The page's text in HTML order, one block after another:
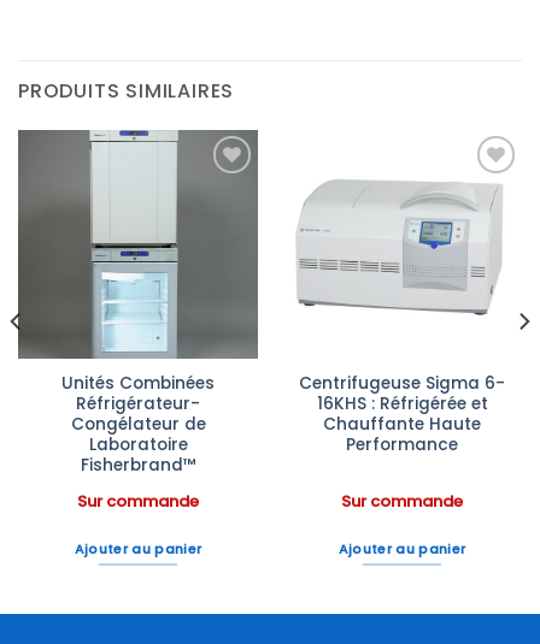
PRODUITS SIMILAIRES
Unités Combinées
Réfrigérateur-
Congélateur de
Laboratoire
Fisherbrand™
Sur commande
Ajouter au panier
Ajouter
à la liste
d’envies
Centrifugeuse Sigma 6-
16KHS : Réfrigérée et
Chauffante Haute
Performance
Sur commande
Ajouter au panier